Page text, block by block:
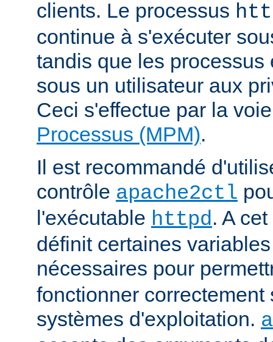
clients. Le processus
continue à s'exécuter
tandis que les processus
sous un utilisateur aux
Ceci s'effectue par la
Processus (MPM).
Il est recommandé
contrôle apache2ctl
l'exécutable httpd. A
définit certaines
nécessaires pour
fonctionner correctement
systèmes d'exploitation.